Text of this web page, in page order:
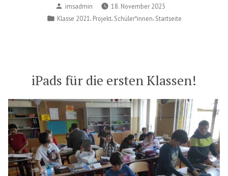
Posted
by
imsadmin
18. November 2023
Posted
Klasse 2021, Projekt, Schüler*innen, Startseite
iPads für die ersten Klassen!